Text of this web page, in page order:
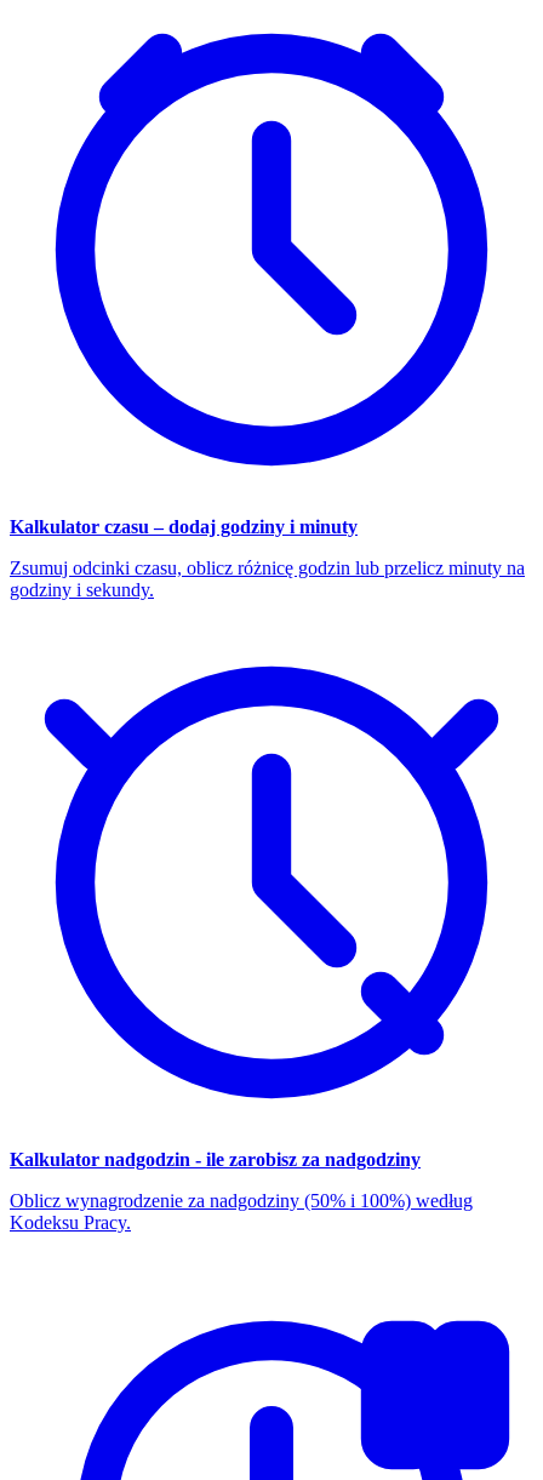
Kalkulator czasu – dodaj godziny i minuty
Zsumuj odcinki czasu, oblicz różnicę godzin lub przelicz minuty na
godziny i sekundy.
Kalkulator nadgodzin - ile zarobisz za nadgodziny
Oblicz wynagrodzenie za nadgodziny (50% i 100%) według
Kodeksu Pracy.